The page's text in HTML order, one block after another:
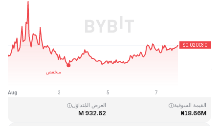
القيمة السوقية
₦18.66M
العرض المُتداوَل
932.62 M